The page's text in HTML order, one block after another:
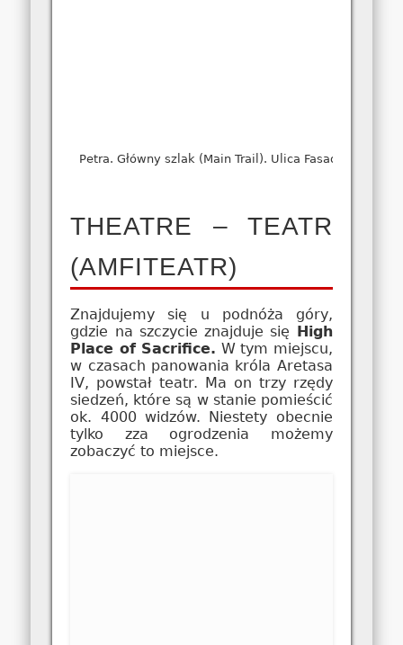
Petra. Główny szlak (Main Trail). Ulica Fasad.
THEATRE – TEATR
(AMFITEATR)
Znajdujemy się u podnóża góry,
gdzie na szczycie znajduje się High
Place of Sacrifice. W tym miejscu,
w czasach panowania króla Aretasa
IV, powstał teatr. Ma on trzy rzędy
siedzeń, które są w stanie pomieścić
ok. 4000 widzów. Niestety obecnie
tylko zza ogrodzenia możemy
zobaczyć to miejsce.